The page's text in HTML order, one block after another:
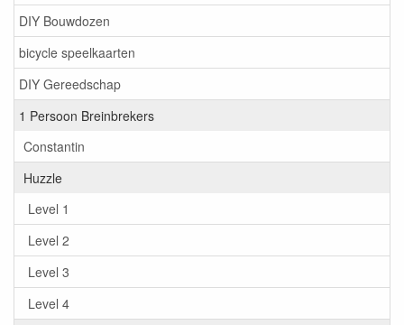
DIY Bouwdozen
bicycle speelkaarten
DIY Gereedschap
1 Persoon Breinbrekers
Constantin
Huzzle
Level 1
Level 2
Level 3
Level 4